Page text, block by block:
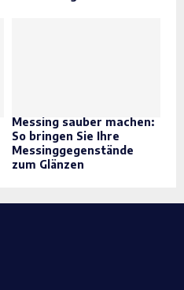
Messing sauber machen:
So bringen Sie Ihre
Messinggegenstände
zum Glänzen